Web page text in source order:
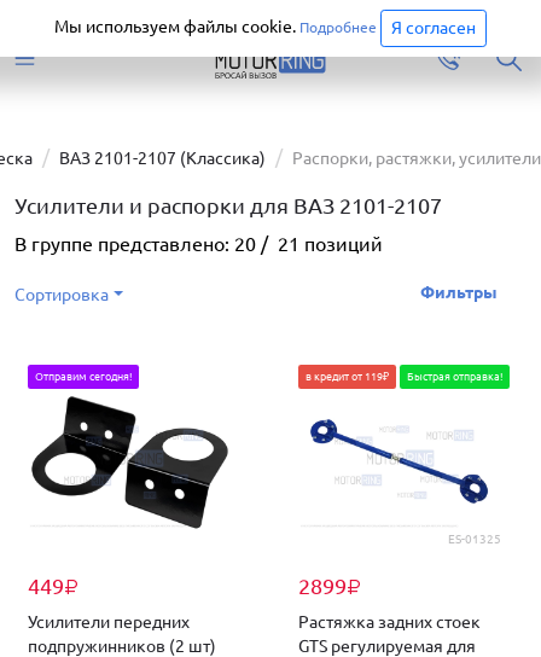
Перейти
ВАЗ 2101-2107 (Классика) Распорки, растяжки, усилители
Усилители и распорки для ВАЗ 2101-2107
В группе представлено: 20 / 21 позиций
Сортировка Фильтры
449₽
Отправим сегодня!
Усилители передних
подпружинников (2 шт)
ES-01325
2899₽
в кредит от 119₽ Быстрая отправка!
Растяжка задних стоек
GTS регулируемая для
Мы используем файлы cookie. Подробнее Я согласен